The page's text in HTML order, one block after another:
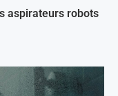
aspirateurs robots